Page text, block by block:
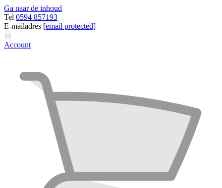
Ga naar de inhoud
Tel 0594 857193
E-mailadres [email protected]
Account